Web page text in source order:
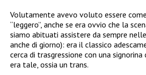
Volutamente avevo voluto essere
“leggero”, anche se era ovvio che la
siamo abituati assistere da sempre
anche di giorno): era il classico
cerca di trasgressione con una
era tale, ossia un trans.